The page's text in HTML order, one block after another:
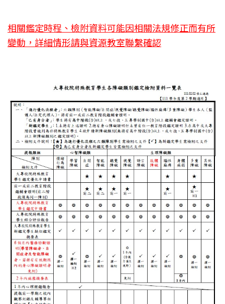
相關鑑定時程、檢附資料可能因相關法規修正而有所
變動，詳細情形請與資源教室聯繫確認